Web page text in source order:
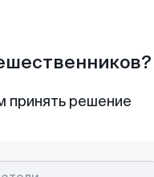
принять решение